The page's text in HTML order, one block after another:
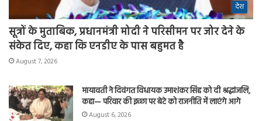
देश
सूत्रों के मुताबिक, प्रधानमंत्री मोदी ने परिसीमन पर जोर देने के
संकेत दिए, कहा कि एनडीए के पास बहुमत है
August 7, 2026
मायावती ने दिवंगत विधायक उमाशंकर सिंह को दी श्रद्धांजलि,
कहा— परिवार की इच्छा पर बेटे को राजनीति में लाएंगे आगे
August 6, 2026